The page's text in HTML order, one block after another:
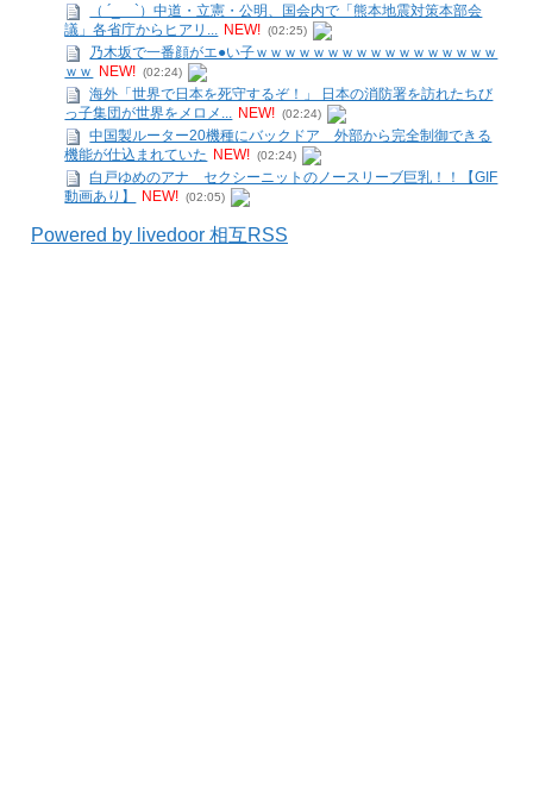
（ ´_ゝ`）中道・立憲・公明、国会内で「熊本地震対策本部会
議」各省庁からヒアリ... NEW! (02:25)
乃木坂で一番顔がエ●い子ｗｗｗｗｗｗｗｗｗｗｗｗｗｗｗｗｗ
ｗｗ
NEW! (02:24)
海外「世界で日本を死守するぞ！」 日本の消防署を訪れたちび
っ子集団が世界をメロメ... NEW! (02:24)
中国製ルーター20機種にバックドア 外部から完全制御できる
機能が仕込まれていた NEW! (02:24)
白戸ゆめのアナ セクシーニットのノースリーブ巨乳！！【GIF
動画あり】
NEW! (02:05)
Powered by livedoor 相互RSS